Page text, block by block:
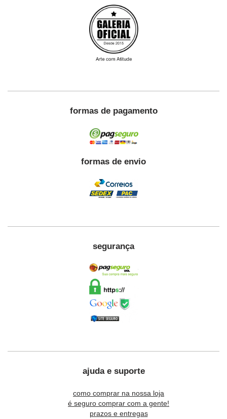
formas de pagamento
formas de envio
segurança
ajuda e suporte
como comprar na nossa loja
é seguro comprar com a gente!
prazos e entregas